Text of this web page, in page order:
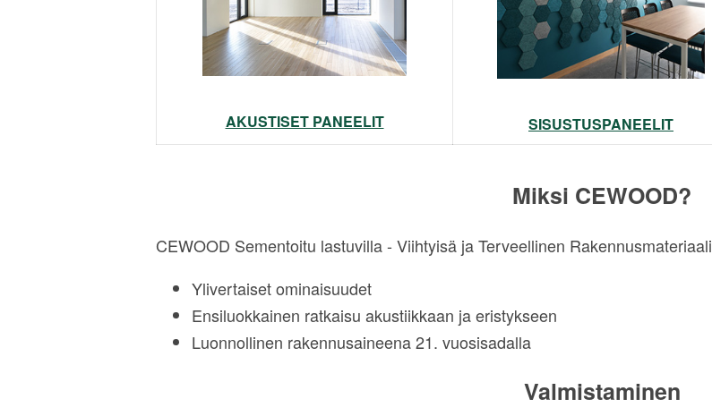
AKUSTISET PANEELIT SISUSTUSPANEELIT
Miksi CEWOOD?
CEWOOD Sementoitu lastuvilla - Viihtyisä ja Terveellinen Rakennusmateriaali
Ylivertaiset ominaisuudet
Ensiluokkainen ratkaisu akustiikkaan ja eristykseen
Luonnollinen rakennusaineena 21. vuosisadalla
Valmistaminen